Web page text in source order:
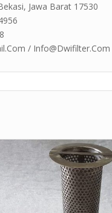
Jawa Barat 17530
/ Info@Dwifilter.Com